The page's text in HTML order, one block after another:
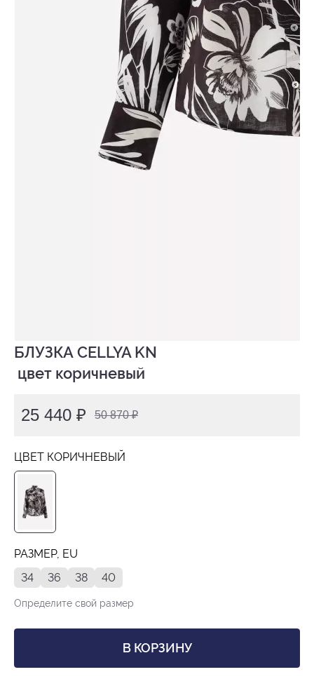
БЛУЗКА CELLYA KN
цвет коричневый
25 440 ₽ 50 870 ₽
ЦВЕТ КОРИЧНЕВЫЙ
РАЗМЕР, EU
34
36 38 40
Определите свой размер
В КОРЗИНУ